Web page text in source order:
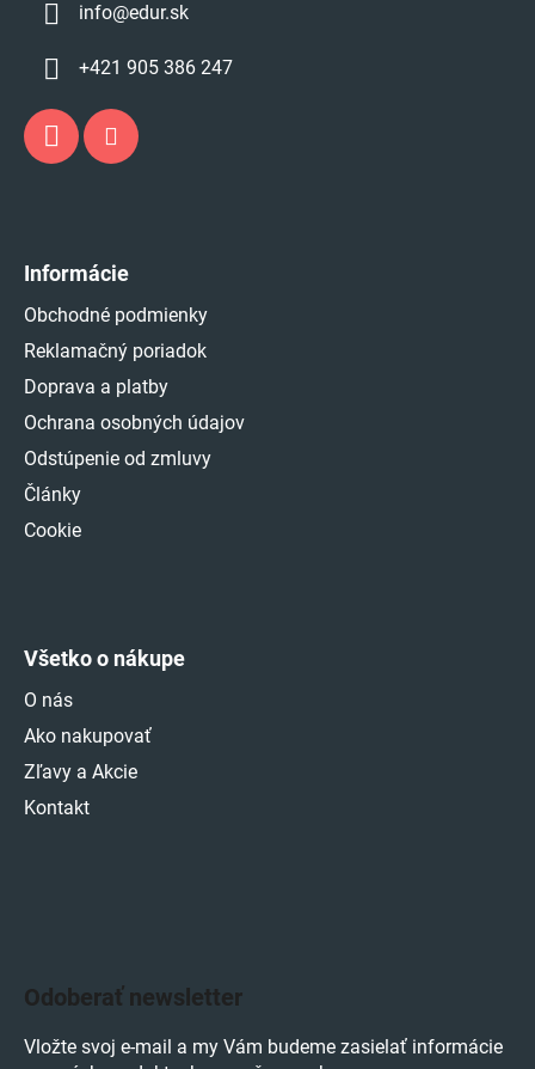
info@edur.sk
+421 905 386 247
Informácie
Obchodné podmienky
Reklamačný poriadok
Doprava a platby
Ochrana osobných údajov
Odstúpenie od zmluvy
Články
Cookie
Všetko o nákupe
O nás
Ako nakupovať
Zľavy a Akcie
Kontakt
Odoberať newsletter
Vložte svoj e-mail a my Vám budeme zasielať informácie